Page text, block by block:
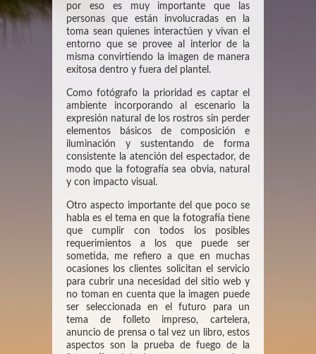
por eso es muy importante que las
personas que están involucradas en la
toma sean quienes interactúen y vivan el
entorno que se provee al interior de la
misma convirtiendo la imagen de manera
exitosa dentro y fuera del plantel.
Como fotógrafo la prioridad es captar el
ambiente incorporando al escenario la
expresión natural de los rostros sin perder
elementos básicos de composición e
iluminación y sustentando de forma
consistente la atención del espectador, de
modo que la fotografía sea obvia, natural
y con impacto visual.
Otro aspecto importante del que poco se
habla es el tema en que la fotografía tiene
que cumplir con todos los posibles
requerimientos a los que puede ser
sometida, me refiero a que en muchas
ocasiones los clientes solicitan el servicio
para cubrir una necesidad del sitio web y
no toman en cuenta que la imagen puede
ser seleccionada en el futuro para un
tema de folleto impreso, cartelera,
anuncio de prensa o tal vez un libro, estos
aspectos son la prueba de fuego de la